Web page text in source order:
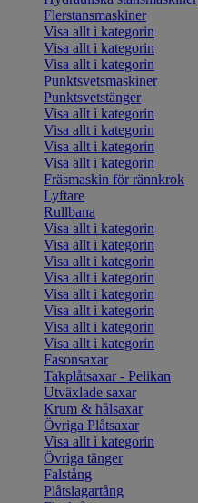
Flerstansmaskiner
Visa allt i kategorin
Visa allt i kategorin
Visa allt i kategorin
Punktsvetsmaskiner
Punktsvetstänger
Visa allt i kategorin
Visa allt i kategorin
Visa allt i kategorin
Visa allt i kategorin
Fräsmaskin för rännkrok
Lyftare
Rullbana
Visa allt i kategorin
Visa allt i kategorin
Visa allt i kategorin
Visa allt i kategorin
Visa allt i kategorin
Visa allt i kategorin
Visa allt i kategorin
Visa allt i kategorin
Fasonsaxar
Takplåtsaxar - Pelikan
Utväxlade saxar
Krum & hålsaxar
Övriga Plåtsaxar
Visa allt i kategorin
Övriga tänger
Falstång
Plåtslagartång